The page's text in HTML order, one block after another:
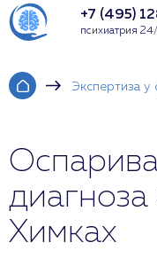
+7 (495)
психиатрия
Экспертиза у
диагноза
Химках